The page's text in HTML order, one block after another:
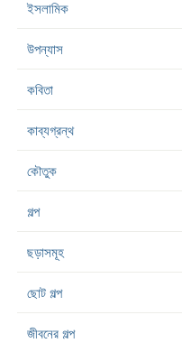
ইসলামিক
উপন্যাস
কবিতা
কাব্যগ্রন্থ
কৌতুক
গল্প
ছড়াসমূহ
ছোট গল্প
জীবনের গল্প